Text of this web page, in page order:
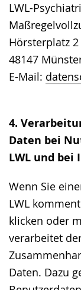
LWL-
Hörsterplatz 2
48147
E-Mail:
4.
Daten bei
LWL und
Wenn Sie
LWL
klicken oder
verarbeitet
Daten. Dazu